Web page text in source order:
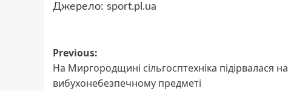
Джерело: sport.pl.ua
Post
navigation
Previous:
На Миргородщині сільгосптехніка підірвалася на
вибухонебезпечному предметі